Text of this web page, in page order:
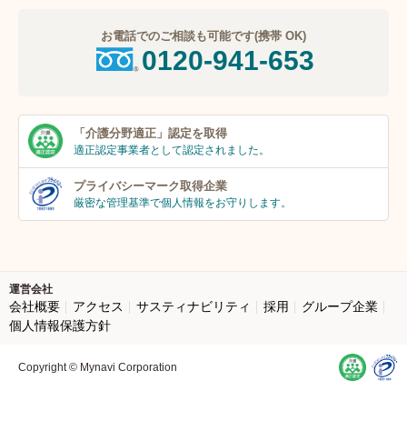
お電話でのご相談も可能です(携帯 OK)
0120-941-653
「介護分野適正」 認定を取得
適正認定事業者として認定されました。
プライバシーマーク取得企業
厳密な管理基準で個人情報をお守りします。
運営会社
会社概要 アクセス サスティナビリティ 採用
グループ企業
個人情報保護方針
Copyright © Mynavi Corporation